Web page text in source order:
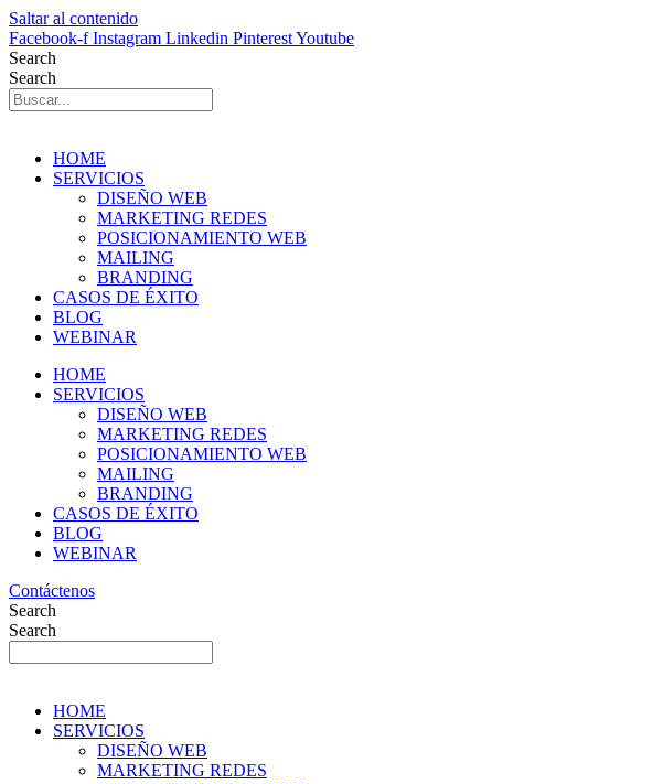
Saltar al contenido
Facebook-f Instagram Linkedin PinterestYoutube
Search
Search
HOME
SERVICIOS
DISEÑO WEB
MARKETING REDES
POSICIONAMIENTO WEB
MAILING
BRANDING
CASOS DE ÉXITO
BLOG
WEBINAR
HOME
SERVICIOS
DISEÑO WEB
MARKETING REDES
POSICIONAMIENTO WEB
MAILING
BRANDING
CASOS DE ÉXITO
BLOG
WEBINAR
Contáctenos
Search
Search
HOME
SERVICIOS
DISEÑO WEB
MARKETING REDES